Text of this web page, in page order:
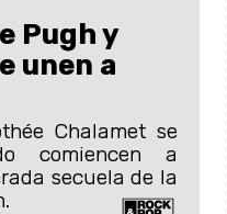
Pugh y
unen a
Chalamet se
comiencen a
secuela de la